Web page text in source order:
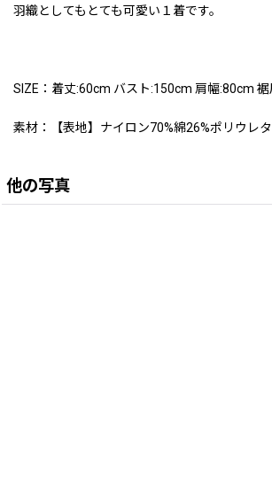
羽織としてもとても可愛い１着です。
SIZE：着丈:60cm バスト:150cm 肩幅:80cm
素材：【表地】ナイロン70%綿26%ポリウレ
他の写真